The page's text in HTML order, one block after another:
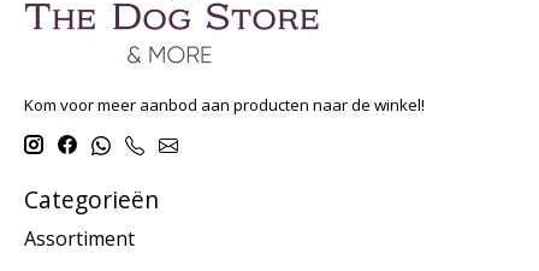
Kom voor meer aanbod aan producten naar de winkel!
Categorieën
Assortiment